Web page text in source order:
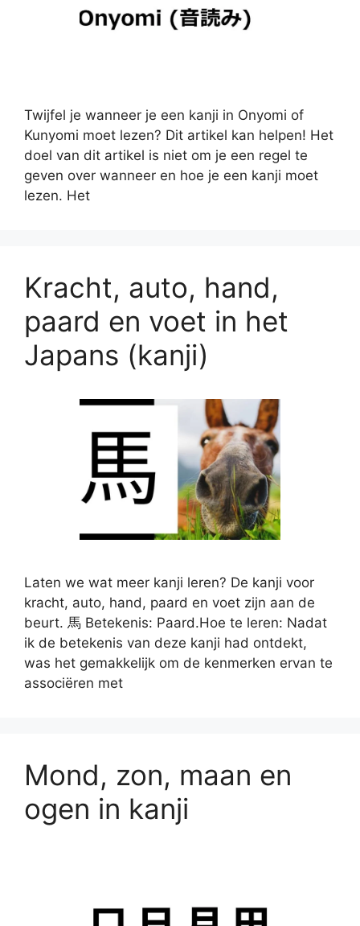
Twijfel je wanneer je een kanji in Onyomi of
Kunyomi moet lezen? Dit artikel kan helpen! Het
doel van dit artikel is niet om je een regel te
geven over wanneer en hoe je een kanji moet
lezen. Het
Kracht, auto, hand,
paard en voet in het
Japans (kanji)
Laten we wat meer kanji leren? De kanji voor
kracht, auto, hand, paard en voet zijn aan de
beurt. 馬 Betekenis: Paard.Hoe te leren: Nadat
ik de betekenis van deze kanji had ontdekt,
was het gemakkelijk om de kenmerken ervan te
associëren met
Mond, zon, maan en
ogen in kanji